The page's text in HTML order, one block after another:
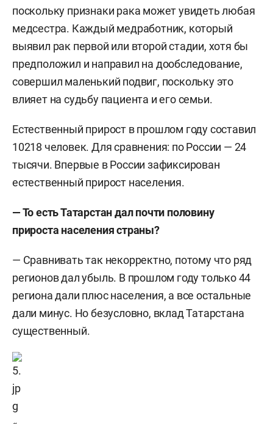
поскольку признаки рака может увидеть любая
медсестра. Каждый медработник, который
выявил рак первой или второй стадии, хотя бы
предположил и направил на дообследование,
совершил маленький подвиг, поскольку это
влияет на судьбу пациента и его семьи.
Естественный прирост в прошлом году составил
10218 человек. Для сравнения: по России — 24
тысячи. Впервые в России зафиксирован
естественный прирост населения.
— То есть Татарстан дал почти половину
прироста населения страны?
— Сравнивать так некорректно, потому что ряд
регионов дал убыль. В прошлом году только 44
региона дали плюс населения, а все остальные
дали минус. Но безусловно, вклад Татарстана
существенный.